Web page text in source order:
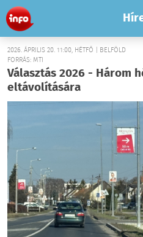
2026. ÁPRILIS 20. 11:00, HÉTFŐ | BELFÖLD
FORRÁS: MTI
Választás 2026 - Három
eltávolítására